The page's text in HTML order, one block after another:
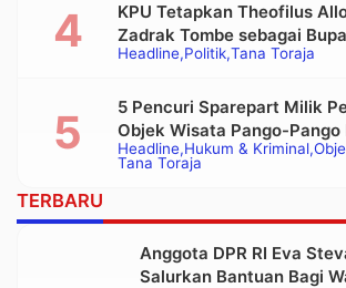
Headline Politik Tana Toraja
KPU Tetapkan Theofilus
Zadrak Tombe sebagai
Bupati Tana Toraja Terpilih
Headline Hukum & Kriminal
Tana Toraja
5 Pencuri Sparepart Milik
Objek Wisata Pango-
Polisi
TERBARU
Anggota DPR RI Eva
Salurkan Bantuan Bagi